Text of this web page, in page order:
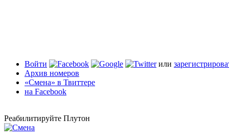
Войти или
Архив номеров
«Смена» в Твиттере
на Facebook
Реабилитируйте Плутон